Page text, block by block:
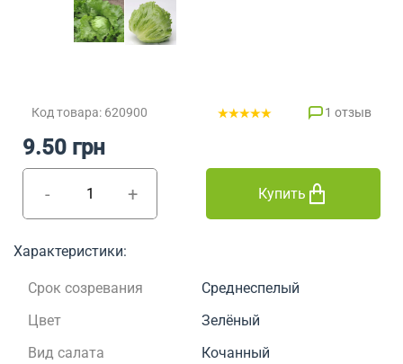
Код товара: 620900 1 отзыв
- +
9.50 грн
Купить
Характеристики:
Срок созревания
Среднеспелый
Цвет
Зелёный
Вид салата
Кочанный